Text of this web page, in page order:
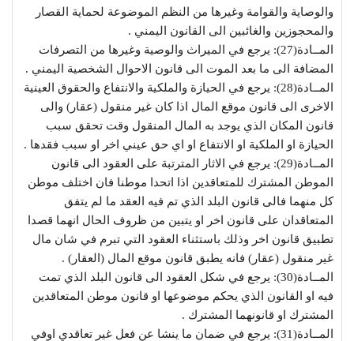
والوصاية والقوامة وغيرها من النظم الموضوعة لحماية القصار
والمحجوزين والغائبين الى القانون اليمني .
المــادة(27): يرجع في الميراث والوصية وغيرها من التصرفات
المضافة الى ما بعد الموت الى قانون الاحوال الشخصية اليمني .
المــادة(28): يرجع في الحيازة والملكية والانتفاع والحقوق العينية
الاخرى الى قانون موقع المال اذا كان غير منقول (عقار) والى
قانون المكان الذي يوجد به المال المنقول وقت تحقق سبب
الحيازة او الملكية او الانتفاع او اي حق عيني اخر او سبب فقدها .
المــادة(29): يرجع في الاثار المترتبة على العقود الى قانون
الموطن المشترك للمتعاقدين اذا اتحدا موطنا فان اختلف موطن
كل منهما فالى قانون البلد الذي تم فيه العقد ما لم يتفق
المتعاقدان على قانون اخر او يتبين من ظروف الحال انهما قصدا
تطبيق قانون اخر وذلك باستثناء العقود التي تبرم في شان مال
غير منقول (عقار) فانه يطبق قانون موقع المال (العقار) .
المــادة(30): يرجع في شكل العقود الى قانون البلد الذي تمت
فيه او القانون الذي يحكم موضوعها او قانون موطن المتعاقدين
المشترك او قانونهما المشترك .
المــادة(31): يرجع في ضمان ما ينشا عن فعل غير تعاقدي اوفي